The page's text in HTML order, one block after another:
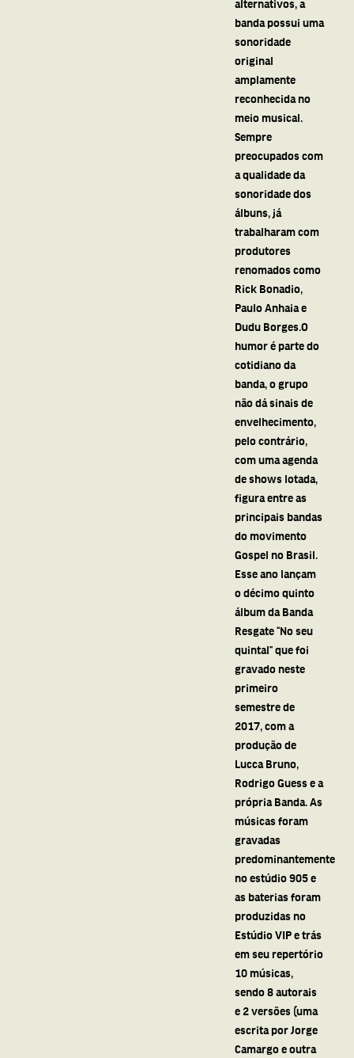
alternativos, a
banda possui uma
sonoridade
original
amplamente
reconhecida no
meio musical.
Sempre
preocupados com
a qualidade da
sonoridade dos
álbuns, já
trabalharam com
produtores
renomados como
Rick Bonadio,
Paulo Anhaia e
Dudu Borges.O
humor é parte do
cotidiano da
banda, o grupo
não dá sinais de
envelhecimento,
pelo contrário,
com uma agenda
de shows lotada,
figura entre as
principais bandas
do movimento
Gospel no Brasil.
Esse ano lançam
o décimo quinto
álbum da Banda
Resgate “No seu
quintal” que foi
gravado neste
primeiro
semestre de
2017, com a
produção de
Lucca Bruno,
Rodrigo Guess e a
própria Banda. As
músicas foram
gravadas
predominantemente
no estúdio 905 e
as baterias foram
produzidas no
Estúdio VIP e trás
em seu repertório
10 músicas,
sendo 8 autorais
e 2 versões (uma
escrita por Jorge
Camargo e outra